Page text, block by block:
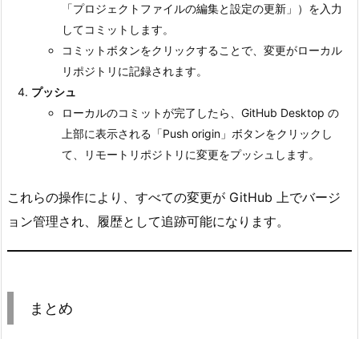
4.
ま
と
め
「プロジェクトファイルの編集と設定の更新」）を入力
してコミットします。
コミットボタンをクリックすることで、変更がローカル
リポジトリに記録されます。
プッシュ
ローカルのコミットが完了したら、GitHub Desktop の
上部に表示される「Push origin」ボタンをクリックし
て、リモートリポジトリに変更をプッシュします。
これらの操作により、すべての変更が GitHub 上でバージ
ョン管理され、履歴として追跡可能になります。
まとめ